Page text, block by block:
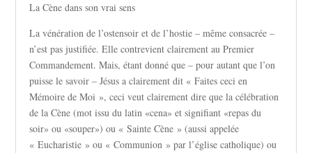
La Cène dans son vrai sens
La vénération de l’ostensoir et de l’hostie – même consacrée –
n’est pas justifiée. Elle contrevient clairement au Premier
Commandement. Mais, étant donné que – pour autant que l’on
puisse le savoir – Jésus a clairement dit « Faites ceci en
Mémoire de Moi », ceci veut clairement dire que la célébration
de la Cène (mot issu du latin «cena» et signifiant «repas du
soir» ou «souper») ou « Sainte Cène » (aussi appelée
« Eucharistie » ou « Communion » par l’église catholique) ou